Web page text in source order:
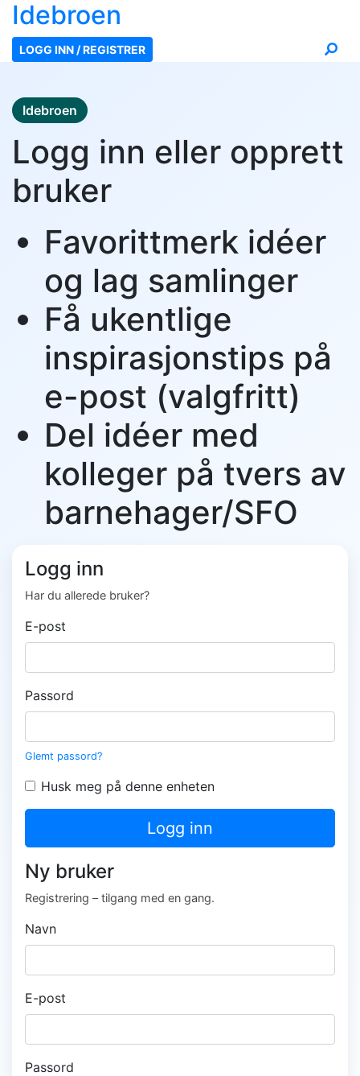
Idebroen
LOGG INN / REGISTRER
Idebroen
Logg inn eller opprett
bruker
Favorittmerk idéer
og lag samlinger
Få ukentlige
inspirasjonstips på
e-post (valgfritt)
Del idéer med
kolleger på tvers av
barnehager/SFO
Logg inn
Har du allerede bruker?
E-post
Passord
Glemt passord?
Husk meg på denne enheten
Logg inn
Ny bruker
Registrering – tilgang med en gang.
Navn
E-post
Passord